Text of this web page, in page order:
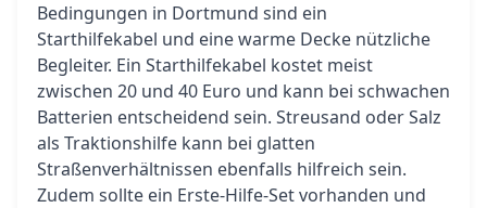
Bedingungen in Dortmund sind ein
Starthilfekabel und eine warme Decke nützliche
Begleiter. Ein Starthilfekabel kostet meist
zwischen 20 und 40 Euro und kann bei schwachen
Batterien entscheidend sein. Streusand oder Salz
als Traktionshilfe kann bei glatten
Straßenverhältnissen ebenfalls hilfreich sein.
Zudem sollte ein Erste-Hilfe-Set vorhanden und